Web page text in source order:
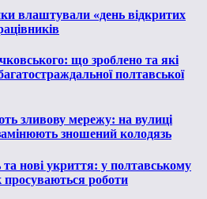
влаштували «день відкритих
що зроблено та які
полтавської
зливову мережу: на вулиці
зношений колодязь
та нові укриття: у полтавському
просуваються роботи